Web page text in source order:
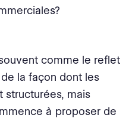
comme le reflet
la façon dont les
structurées, mais
à proposer de